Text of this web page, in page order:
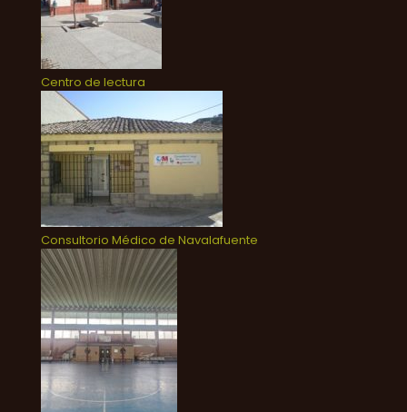
Centro de lectura
Consultorio Médico de Navalafuente